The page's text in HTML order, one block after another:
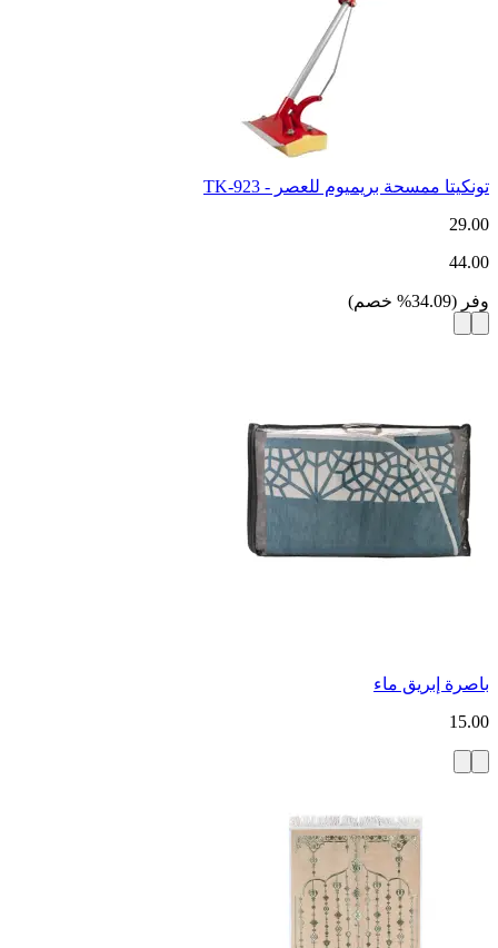
تونكيتا ممسحة بريميوم للعصر - TK-923
29.00
44.00
وفر (
34.09
% خصم)
باصرة إبريق ماء
15.00